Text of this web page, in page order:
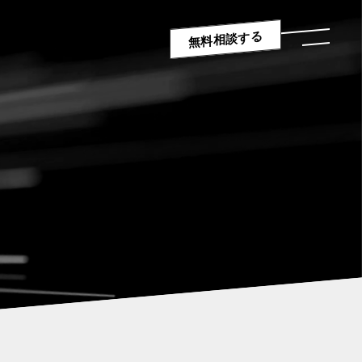
無料相談する